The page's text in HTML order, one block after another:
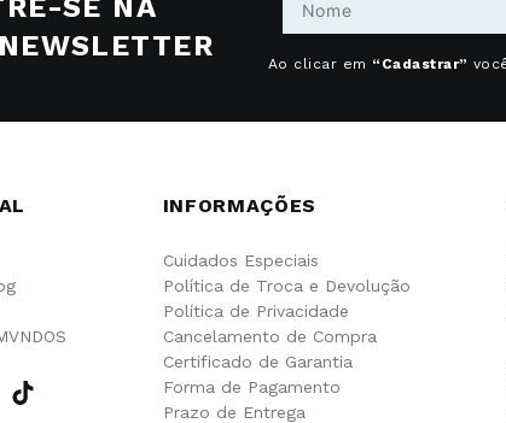
SE NA
Ao clicar em “Cadastrar”
INFORMAÇÕES
Cuidados Especiais
Política de Troca e Devolução
Política de Privacidade
Cancelamento de Compra
Certificado de Garantia
Forma de Pagamento
Prazo de Entrega